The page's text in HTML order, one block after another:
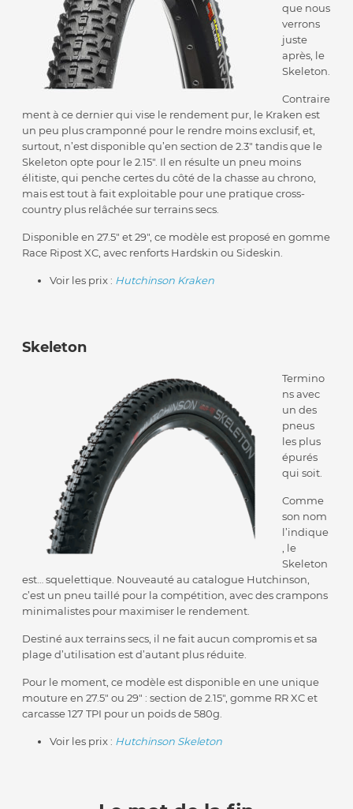
que nous
verrons
juste
après, le
Skeleton.
Contraire
ment à ce dernier qui vise le rendement pur, le Kraken est
un peu plus cramponné pour le rendre moins exclusif, et,
surtout, n’est disponible qu’en section de 2.3″ tandis que le
Skeleton opte pour le 2.15″. Il en résulte un pneu moins
élitiste, qui penche certes du côté de la chasse au chrono,
mais est tout à fait exploitable pour une pratique cross-
country plus relâchée sur terrains secs.
Disponible en 27.5″ et 29″, ce modèle est proposé en gomme
Race Ripost XC, avec renforts Hardskin ou Sideskin.
Voir les prix : Hutchinson Kraken
Skeleton
Termino
ns avec
un des
pneus
les plus
épurés
qui soit.
Comme
son nom
l’indique
, le
Skeleton
est… squelettique. Nouveauté au catalogue Hutchinson,
c’est un pneu taillé pour la compétition, avec des crampons
minimalistes pour maximiser le rendement.
Destiné aux terrains secs, il ne fait aucun compromis et sa
plage d’utilisation est d’autant plus réduite.
Pour le moment, ce modèle est disponible en une unique
mouture en 27.5″ ou 29″ : section de 2.15″, gomme RR XC et
carcasse 127 TPI pour un poids de 580g.
Voir les prix : Hutchinson Skeleton